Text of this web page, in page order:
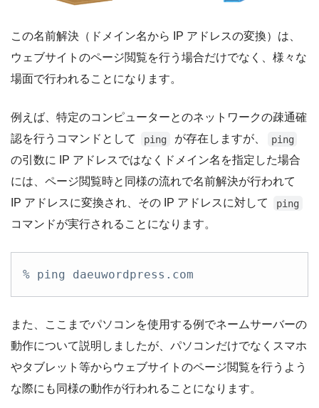
この名前解決（ドメイン名から IP アドレスの変換）は、
ウェブサイトのページ閲覧を行う場合だけでなく、様々な
場面で行われることになります。
例えば、特定のコンピューターとのネットワークの疎通確
認を行うコマンドとして
ping が存在しますが、 ping
の引数に IP アドレスではなくドメイン名を指定した場合
には、ページ閲覧時と同様の流れで名前解決が行われて
IP アドレスに変換され、その IP アドレスに対して
ping
コマンドが実行されることになります。
% ping daeuwordpress.com
また、ここまでパソコンを使用する例でネームサーバーの
動作について説明しましたが、パソコンだけでなくスマホ
やタブレット等からウェブサイトのページ閲覧を行うよう
な際にも同様の動作が行われることになります。